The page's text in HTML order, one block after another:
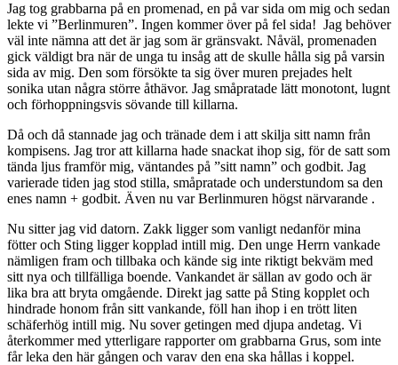
Jag tog grabbarna på en promenad, en på var sida om mig och sedan
lekte vi ”Berlinmuren”. Ingen kommer över på fel sida! Jag behöver
väl inte nämna att det är jag som är gränsvakt. Nåväl, promenaden
gick väldigt bra när de unga tu insåg att de skulle hålla sig på varsin
sida av mig. Den som försökte ta sig över muren prejades helt
sonika utan några större åthävor. Jag småpratade lätt monotont, lugnt
och förhoppningsvis sövande till killarna.
Då och då stannade jag och tränade dem i att skilja sitt namn från
kompisens. Jag tror att killarna hade snackat ihop sig, för de satt som
tända ljus framför mig, väntandes på ”sitt namn” och godbit. Jag
varierade tiden jag stod stilla, småpratade och understundom sa den
enes namn + godbit. Även nu var Berlinmuren högst närvarande .
Nu sitter jag vid datorn. Zakk ligger som vanligt nedanför mina
fötter och Sting ligger kopplad intill mig. Den unge Herrn vankade
nämligen fram och tillbaka och kände sig inte riktigt bekväm med
sitt nya och tillfälliga boende. Vankandet är sällan av godo och är
lika bra att bryta omgående. Direkt jag satte på Sting kopplet och
hindrade honom från sitt vankande, föll han ihop i en trött liten
schäferhög intill mig. Nu sover getingen med djupa andetag. Vi
återkommer med ytterligare rapporter om grabbarna Grus, som inte
får leka den här gången och varav den ena ska hållas i koppel.